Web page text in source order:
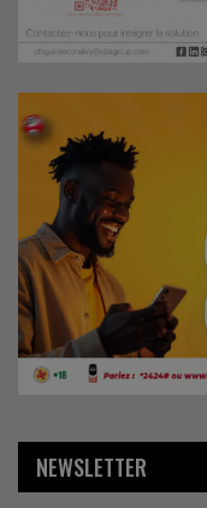
NEWSLETTER